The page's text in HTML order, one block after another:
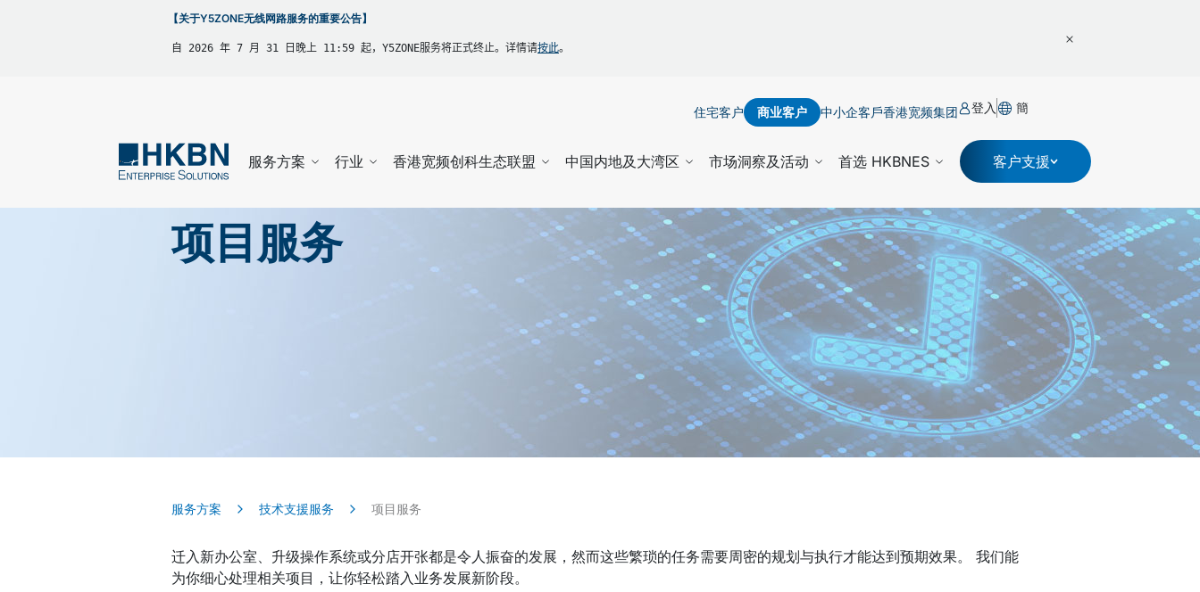
【关于Y5ZONE无线网路服务的重要公告】
自 2026 年 7 月 31 日晚上 11:59 起，Y5ZONE服务将正式终止。详情请按此。
住宅客户 商业客户 中小企客戶香港宽频集团 登入 簡
服务方案 行业 香港宽频创科生态联盟 中国内地及大湾区 市场洞察及活动 首选 HKBNES 客户支援
项目服务
服务方案 技术支援服务 项目服务
迁入新办公室、升级操作系统或分店开张都是令人振奋的发展，然而这些繁琐的任务需要周密的规划与执行才能达到预期效果。 我们能
为你细心处理相关项目，让你轻松踏入业务发展新阶段。